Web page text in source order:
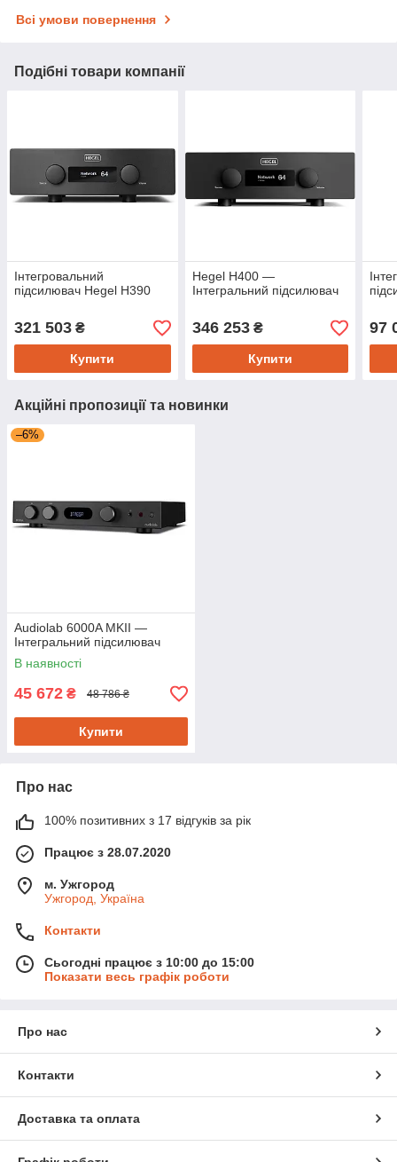
Всі умови повернення
Подібні товари компанії
Інтегровальний
підсилювач Hegel H390
321 503 ₴
Купити
Hegel H400 —
Інтегральний підсилювач
346 253₴
Купити
97
Акційні пропозиції та новинки
–6%
Audiolab 6000A MKII —
Інтегральний підсилювач
В наявності
45 672 ₴ 48 786 ₴
Купити
Про нас
100% позитивних з 17 відгуків за рік
Працює з 28.07.2020
м. Ужгород
Ужгород, Україна
Контакти
Сьогодні працює з 10:00 до 15:00
Показати весь графік роботи
Про нас
Контакти
Доставка та оплата